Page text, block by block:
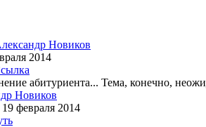
Новиков
2014
абитуриента... Тема, конечно,
Новиков
февраля 2014